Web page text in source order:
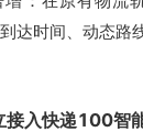
达时间、动态路
接入快递100智